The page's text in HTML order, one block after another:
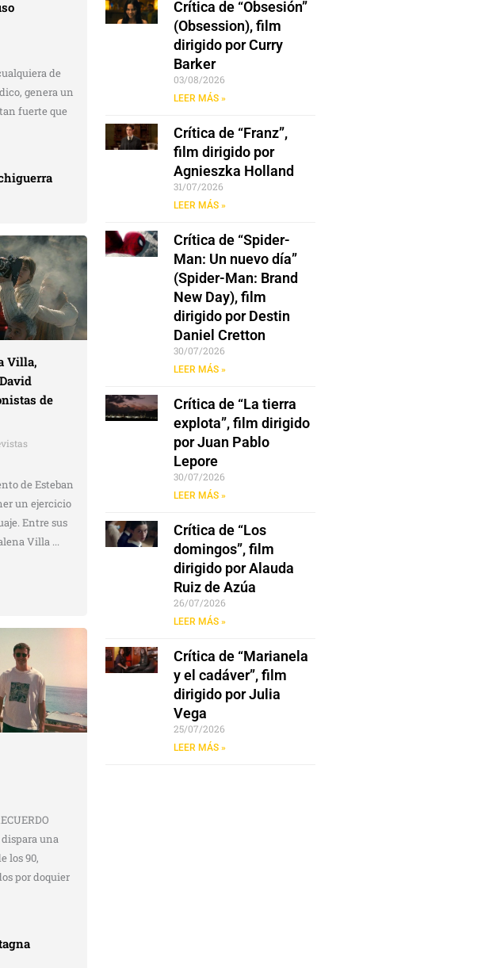
de
genera un
fuerte que
Villa,
de
de Esteban
un ejercicio
Entre sus
Villa ...
una
los 90,
por doquier
Crítica de “Obsesión”
(Obsession), film
dirigido por Curry
Barker
03/08/2026
LEER MÁS »
Crítica de “Franz”,
film dirigido por
Agnieszka Holland
31/07/2026
LEER MÁS »
Crítica de “Spider-
Man: Un nuevo día”
(Spider-Man: Brand
New Day), film
dirigido por Destin
Daniel Cretton
30/07/2026
LEER MÁS »
Crítica de “La tierra
explota”, film dirigido
por Juan Pablo
Lepore
30/07/2026
LEER MÁS »
Crítica de “Los
domingos”, film
dirigido por Alauda
Ruiz de Azúa
26/07/2026
LEER MÁS »
Crítica de “Marianela
y el cadáver”, film
dirigido por Julia
Vega
25/07/2026
LEER MÁS »